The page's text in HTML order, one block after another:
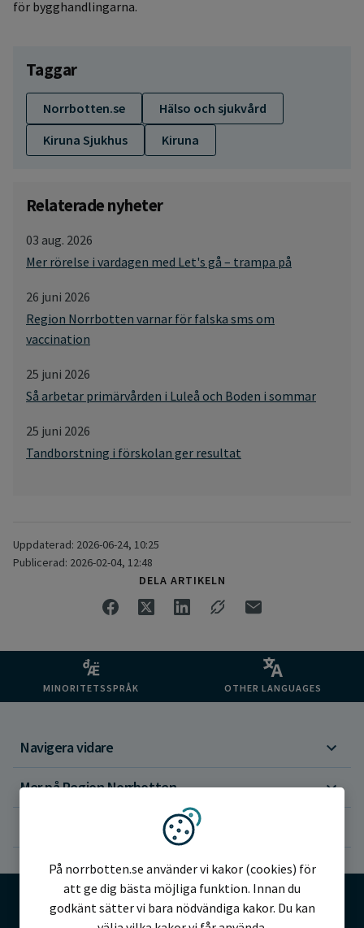
för bygghandlingarna.
Taggar
Norrbotten.se
Hälso och sjukvård
Kiruna Sjukhus
Kiruna
Relaterade nyheter
03 aug. 2026
Mer rörelse i vardagen med Let's gå – trampa på
26 juni 2026
Region Norrbotten varnar för falska sms om
vaccination
25 juni 2026
Så arbetar primärvården i Luleå och Boden i sommar
25 juni 2026
Tandborstning i förskolan ger resultat
Uppdaterad: 2026-06-24, 10:25
Publicerad: 2026-02-04, 12:48
DELA ARTIKELN
MINORITETSSPRÅK OTHER LANGUAGES
Navigera vidare
Mer på Region Norrbotten
Vi använder kakor
På norrbotten.se använder vi kakor (cookies) för
att ge dig bästa möjliga funktion. Innan du
godkänt sätter vi bara nödvändiga kakor. Du kan